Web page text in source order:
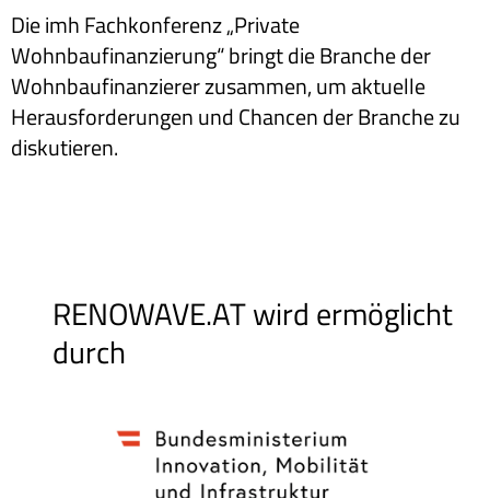
Die imh Fachkonferenz „Private
Wohnbaufinanzierung“ bringt die Branche der
Wohnbaufinanzierer zusammen, um aktuelle
Herausforderungen und Chancen der Branche zu
diskutieren.
RENOWAVE.AT wird ermöglicht
durch